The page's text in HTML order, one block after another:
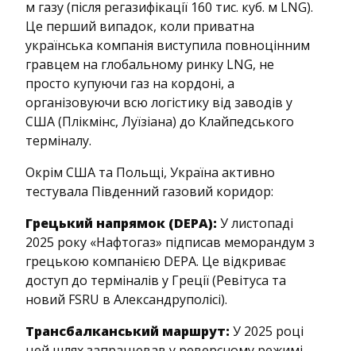
м газу (після регазифікації 160 тис. куб. м LNG).
Це перший випадок, коли приватна
українська компанія виступила повноцінним
гравцем на глобальному ринку LNG, не
просто купуючи газ на кордоні, а
організовуючи всю логістику від заводів у
США (Плікмінс, Луїзіана) до Клайпедського
терміналу.
Окрім США та Польщі, Україна активно
тестувала Південний газовий коридор:
Грецький напрямок (DEPA): У листопаді
2025 року «Нафтогаз» підписав меморандум з
грецькою компанією DEPA. Це відкриває
доступ до терміналів у Греції (Ревітуса та
новий FSRU в Александруполісі).
Трансбалканський маршрут: У 2025 році